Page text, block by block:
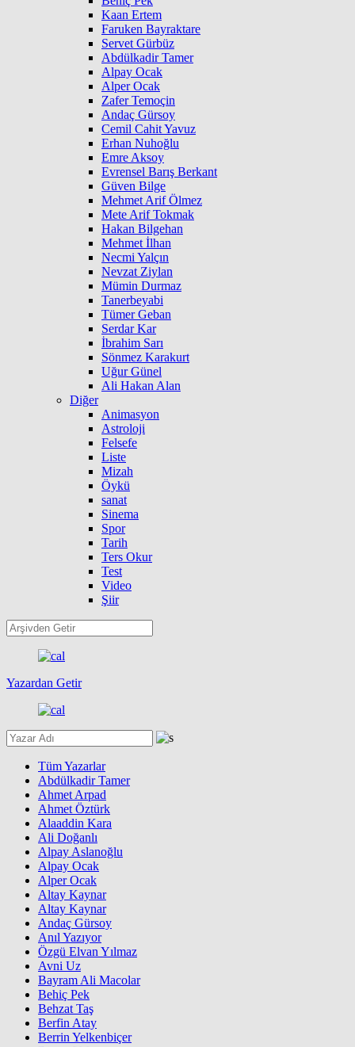
Kaan Ertem
Faruken Bayraktare
Servet Gürbüz
Abdülkadir Tamer
Alpay Ocak
Alper Ocak
Zafer Temoçin
Andaç Gürsoy
Cemil Cahit Yavuz
Erhan Nuhoğlu
Emre Aksoy
Evrensel Barış Berkant
Güven Bilge
Mehmet Arif Ölmez
Mete Arif Tokmak
Hakan Bilgehan
Mehmet İlhan
Necmi Yalçın
Nevzat Ziylan
Mümin Durmaz
Tanerbeyabi
Tümer Geban
Serdar Kar
İbrahim Sarı
Sönmez Karakurt
Uğur Günel
Ali Hakan Alan
Diğer
Animasyon
Astroloji
Felsefe
Liste
Mizah
Öykü
sanat
Sinema
Spor
Tarih
Ters Okur
Test
Video
Şiir
Yazardan Getir
Tüm Yazarlar
Abdülkadir Tamer
Ahmet Arpad
Ahmet Öztürk
Alaaddin Kara
Ali Doğanlı
Alpay Aslanoğlu
Alpay Ocak
Alper Ocak
Altay Kaynar
Altay Kaynar
Andaç Gürsoy
Anıl Yazıyor
Özgü Elvan Yılmaz
Avni Uz
Bayram Ali Macolar
Behiç Pek
Behzat Taş
Berfin Atay
Berrin Yelkenbiçer